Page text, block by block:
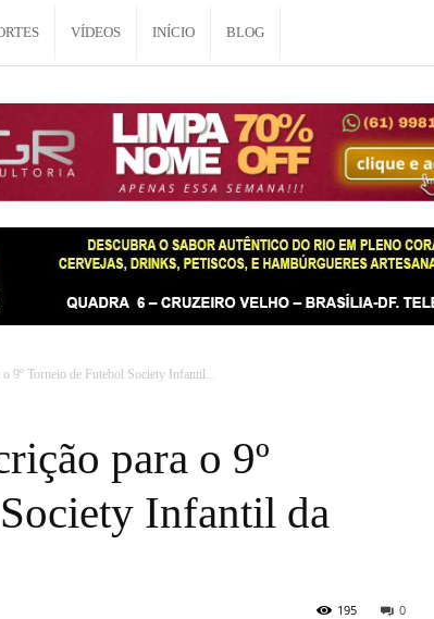
VÍDEOS INÍCIO BLOG
9º Torneio de Futebol Society Infantil...
para o 9º
Infantil da
0
195